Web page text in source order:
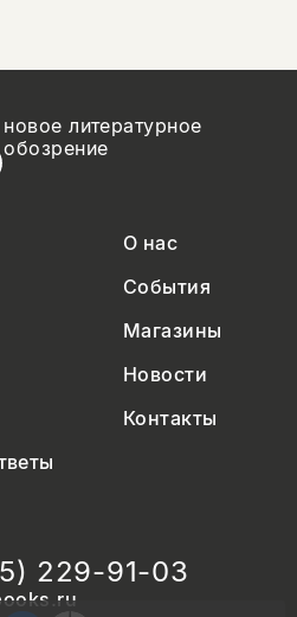
новое литературное
обозрение
О нас
События
Магазины
Новости
Контакты
229-91-03